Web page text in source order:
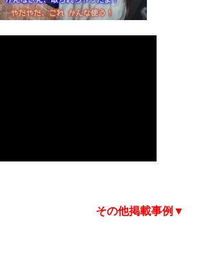
その他掲載事例▼